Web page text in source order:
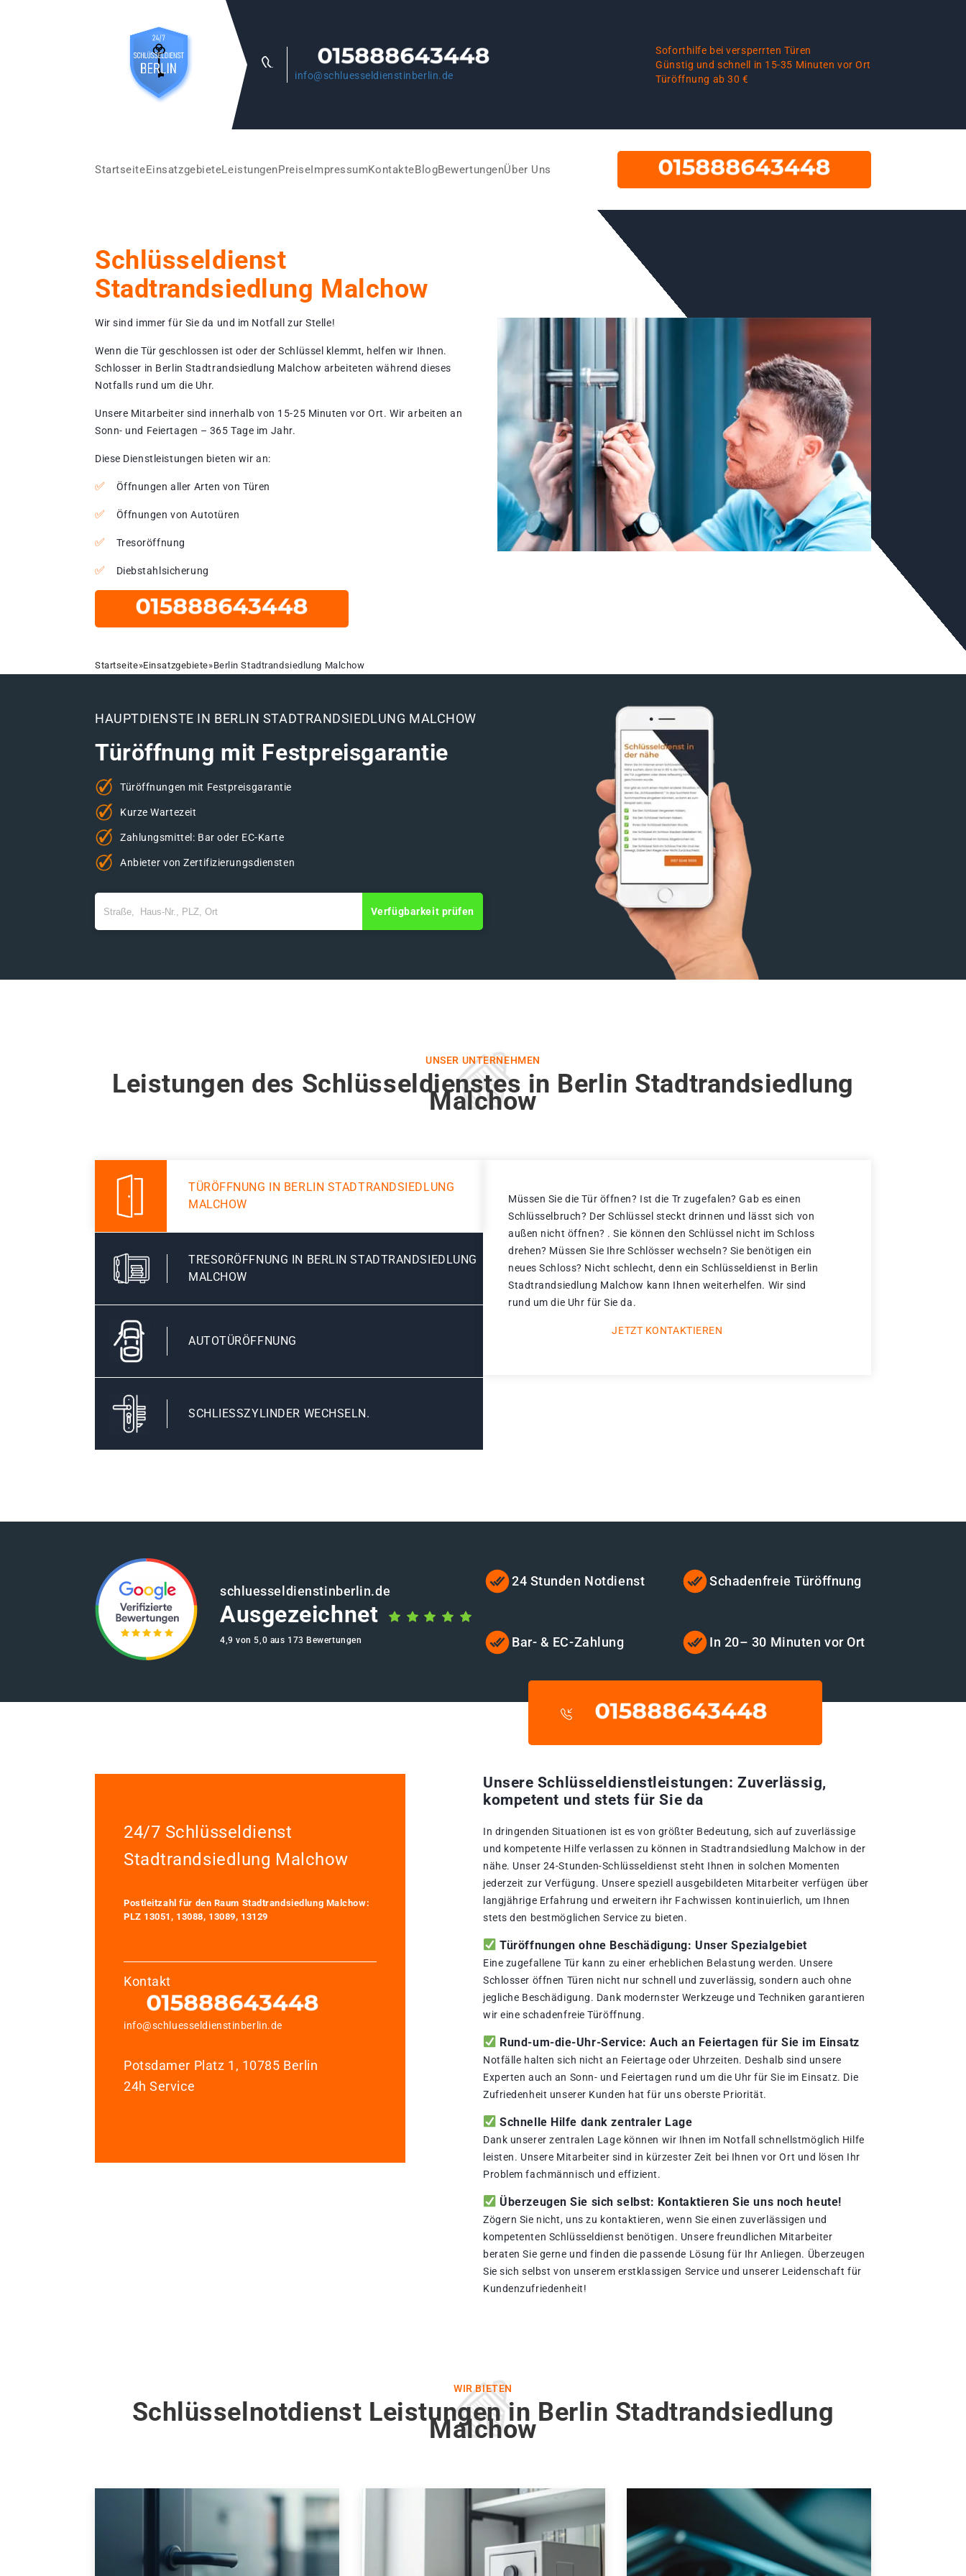
info@schluesseldienstinberlin.de
Soforthilfe bei versperrten Türen
Günstig und schnell in 15-35 Minuten vor Ort
Türöffnung ab 30 €
StartseiteEinsatzgebieteLeistungenPreiseImpressumKontakteBlogBewertungenÜber Uns
Schlüsseldienst
Stadtrandsiedlung Malchow
Wir sind immer für Sie da und im Notfall zur Stelle!
Wenn die Tür geschlossen ist oder der Schlüssel klemmt, helfen wir Ihnen.
Schlosser in Berlin Stadtrandsiedlung Malchow arbeiteten während dieses
Notfalls rund um die Uhr.
Unsere Mitarbeiter sind innerhalb von 15-25 Minuten vor Ort. Wir arbeiten an
Sonn- und Feiertagen – 365 Tage im Jahr.
Diese Dienstleistungen bieten wir an:
Öffnungen aller Arten von Türen
Öffnungen von Autotüren
Tresoröffnung
Diebstahlsicherung
Startseite»Einsatzgebiete»Berlin Stadtrandsiedlung Malchow
HAUPTDIENSTE IN BERLIN STADTRANDSIEDLUNG MALCHOW
Türöffnung mit Festpreisgarantie
Türöffnungen mit Festpreisgarantie
Kurze Wartezeit
Zahlungsmittel: Bar oder EC-Karte
Anbieter von Zertifizierungsdiensten
Verfügbarkeit prüfen
UNSER UNTERNEHMEN
Leistungen des Schlüsseldienstes in Berlin Stadtrandsiedlung
Malchow
TÜRÖFFNUNG IN BERLIN STADTRANDSIEDLUNG
MALCHOW
TRESORÖFFNUNG IN BERLIN STADTRANDSIEDLUNG
MALCHOW
AUTOTÜRÖFFNUNG
SCHLIESSZYLINDER WECHSELN.
Müssen Sie die Tür öffnen? Ist die Tr zugefalen? Gab es einen
Schlüsselbruch? Der Schlüssel steckt drinnen und lässt sich von
außen nicht öffnen? . Sie können den Schlüssel nicht im Schloss
drehen? Müssen Sie Ihre Schlösser wechseln? Sie benötigen ein
neues Schloss? Nicht schlecht, denn ein Schlüsseldienst in Berlin
Stadtrandsiedlung Malchow kann Ihnen weiterhelfen. Wir sind
rund um die Uhr für Sie da.
JETZT KONTAKTIEREN
schluesseldienstinberlin.de
Ausgezeichnet
4,9 von 5,0 aus 173 Bewertungen
24 Stunden Notdienst Schadenfreie Türöffnung
Bar- & EC-Zahlung In 20– 30 Minuten vor Ort
24/7 Schlüsseldienst
Stadtrandsiedlung Malchow
Postleitzahl für den Raum Stadtrandsiedlung Malchow:
PLZ 13051, 13088, 13089, 13129
Kontakt
info@schluesseldienstinberlin.de
Potsdamer Platz 1, 10785 Berlin
24h Service
Unsere Schlüsseldienstleistungen: Zuverlässig,
kompetent und stets für Sie da
In dringenden Situationen ist es von größter Bedeutung, sich auf zuverlässige
und kompetente Hilfe verlassen zu können in Stadtrandsiedlung Malchow in der
nähe. Unser 24-Stunden-Schlüsseldienst steht Ihnen in solchen Momenten
jederzeit zur Verfügung. Unsere speziell ausgebildeten Mitarbeiter verfügen über
langjährige Erfahrung und erweitern ihr Fachwissen kontinuierlich, um Ihnen
stets den bestmöglichen Service zu bieten.
Türöffnungen ohne Beschädigung: Unser Spezialgebiet
Eine zugefallene Tür kann zu einer erheblichen Belastung werden. Unsere
Schlosser öffnen Türen nicht nur schnell und zuverlässig, sondern auch ohne
jegliche Beschädigung. Dank modernster Werkzeuge und Techniken garantieren
wir eine schadenfreie Türöffnung.
Rund-um-die-Uhr-Service: Auch an Feiertagen für Sie im Einsatz
Notfälle halten sich nicht an Feiertage oder Uhrzeiten. Deshalb sind unsere
Experten auch an Sonn- und Feiertagen rund um die Uhr für Sie im Einsatz. Die
Zufriedenheit unserer Kunden hat für uns oberste Priorität.
Schnelle Hilfe dank zentraler Lage
Dank unserer zentralen Lage können wir Ihnen im Notfall schnellstmöglich Hilfe
leisten. Unsere Mitarbeiter sind in kürzester Zeit bei Ihnen vor Ort und lösen Ihr
Problem fachmännisch und effizient.
Überzeugen Sie sich selbst: Kontaktieren Sie uns noch heute!
Zögern Sie nicht, uns zu kontaktieren, wenn Sie einen zuverlässigen und
kompetenten Schlüsseldienst benötigen. Unsere freundlichen Mitarbeiter
beraten Sie gerne und finden die passende Lösung für Ihr Anliegen. Überzeugen
Sie sich selbst von unserem erstklassigen Service und unserer Leidenschaft für
Kundenzufriedenheit!
WIR BIETEN
Schlüsselnotdienst Leistungen in Berlin Stadtrandsiedlung
Malchow